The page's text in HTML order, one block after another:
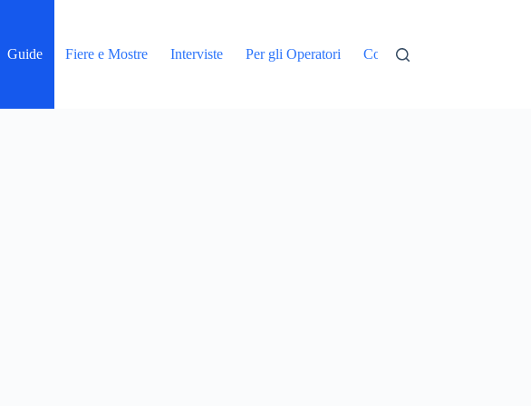
Guide Fiere e Mostre Interviste Per gli Operatori Contatti